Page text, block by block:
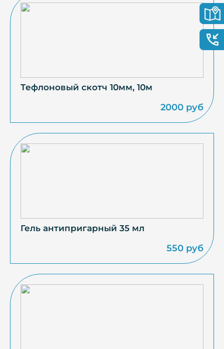
Тефлоновый скотч 10мм, 10м
2000 руб
Гель антипригарный 35 мл
550 руб